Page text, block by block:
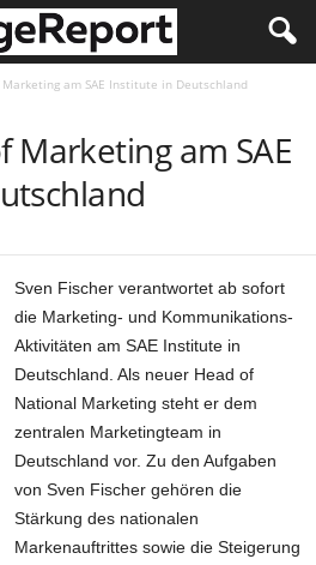
am SAE Institute in Deutschland
Marketing am SAE
Sven Fischer verantwortet ab sofort
die Marketing- und Kommunikations-
Aktivitäten am SAE Institute in
Deutschland. Als neuer Head of
National Marketing steht er dem
zentralen Marketingteam in
Deutschland vor. Zu den Aufgaben
von Sven Fischer gehören die
Stärkung des nationalen
Markenauftrittes sowie die Steigerung